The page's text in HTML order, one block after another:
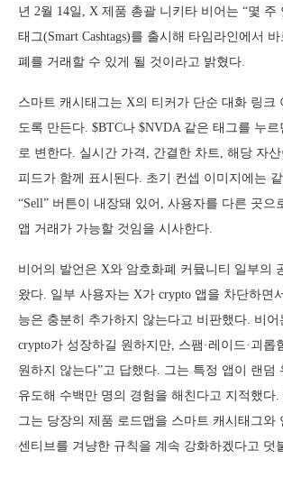
년 2월 14일, X 제품 총괄 니키타 비어는 “몇 주
태그(Smart Cashtags)를 출시해 타임라인에서
폐를 거래할 수 있게 될 것이라고 밝혔다.
스마트 캐시태그는 X의 티커가 단순 대화 링크
도록 만든다. $BTC나 $NVDA 같은 태그를 누
로 변한다. 실시간 가격, 간결한 차트, 해당 자
피드가 함께 표시된다. 초기 컨셉 이미지에는
“Sell” 버튼이 내장돼 있어, 사용자를 다른 곳으
앱 거래가 가능할 것임을 시사한다.
비어의 발언은 X와 암호화폐 커뮼니티 일부의
왔다. 일부 사용자는 X가 crypto 앱을 차단하면
능은 충분히 추가하지 않는다고 비판했다. 비어
crypto가 성장하길 원하지만, 스팸·레이드·괴롭
원하지 않는다”고 답했다. 그는 특정 앱이 랜덤
유도해 수백만 명의 경험을 해친다고 지적했다.
그는 당장의 제품 로드맵을 스마트 캐시태그와
센티브를 겨냥한 규칙을 계속 강화하겠다고 덧